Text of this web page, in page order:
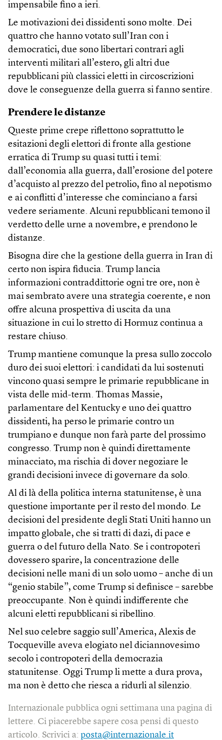
impensabile fino a ieri.
Le motivazioni dei dissidenti sono molte. Dei
quattro che hanno votato sull’Iran con i
democratici, due sono libertari contrari agli
interventi militari all’estero, gli altri due
repubblicani più classici eletti in circoscrizioni
dove le conseguenze della guerra si fanno sentire.
Prendere le distanze
Queste prime crepe riflettono soprattutto le
esitazioni degli elettori di fronte alla gestione
erratica di Trump su quasi tutti i temi:
dall’economia alla guerra, dall’erosione del potere
d’acquisto al prezzo del petrolio, fino al nepotismo
e ai conflitti d’interesse che cominciano a farsi
vedere seriamente. Alcuni repubblicani temono il
verdetto delle urne a novembre, e prendono le
distanze.
Bisogna dire che la gestione della guerra in Iran di
certo non ispira fiducia. Trump lancia
informazioni contraddittorie ogni tre ore, non è
mai sembrato avere una strategia coerente, e non
offre alcuna prospettiva di uscita da una
situazione in cui lo stretto di Hormuz continua a
restare chiuso.
Trump mantiene comunque la presa sullo zoccolo
duro dei suoi elettori: i candidati da lui sostenuti
vincono quasi sempre le primarie repubblicane in
vista delle mid-term. Thomas Massie,
parlamentare del Kentucky e uno dei quattro
dissidenti, ha perso le primarie contro un
trumpiano e dunque non farà parte del prossimo
congresso. Trump non è quindi direttamente
minacciato, ma rischia di dover negoziare le
grandi decisioni invece di governare da solo.
Al di là della politica interna statunitense, è una
questione importante per il resto del mondo. Le
decisioni del presidente degli Stati Uniti hanno un
impatto globale, che si tratti di dazi, di pace e
guerra o del futuro della Nato. Se i contropoteri
dovessero sparire, la concentrazione delle
decisioni nelle mani di un solo uomo – anche di un
“genio stabile”, come Trump si definisce – sarebbe
preoccupante. Non è quindi indifferente che
alcuni eletti repubblicani si ribellino.
Nel suo celebre saggio sull’America, Alexis de
Tocqueville aveva elogiato nel diciannovesimo
secolo i contropoteri della democrazia
statunitense. Oggi Trump li mette a dura prova,
ma non è detto che riesca a ridurli al silenzio.
Internazionale pubblica ogni settimana una pagina di
lettere. Ci piacerebbe sapere cosa pensi di questo
articolo. Scrivici a: posta@internazionale.it